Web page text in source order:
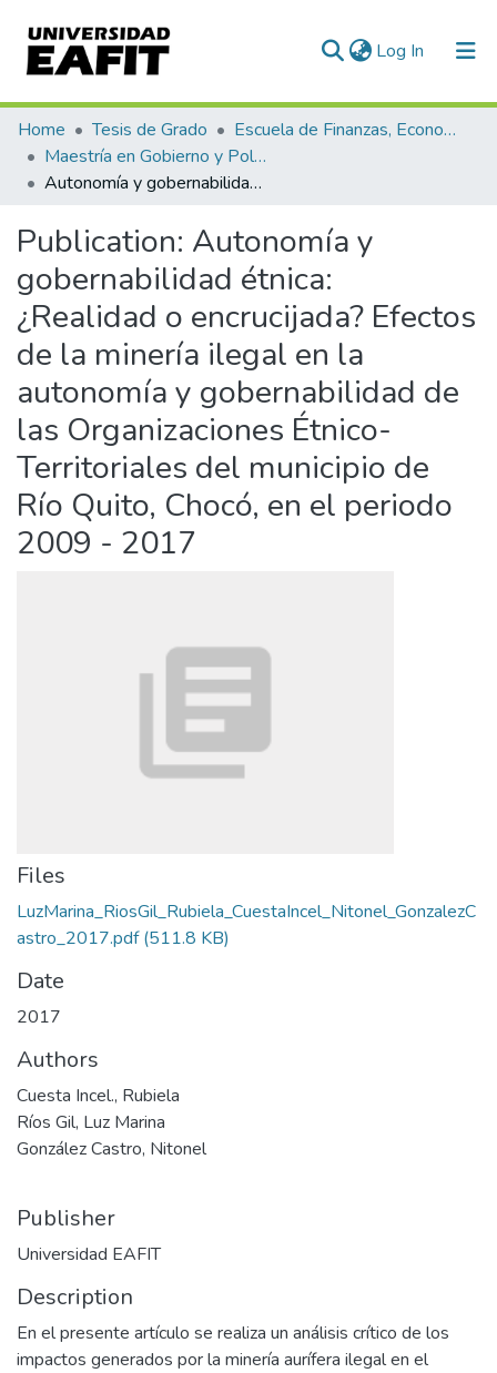
Log In (current)
Communities & Collections
All of DSpace
Home Tesis de Grado
Escuela de Finanzas, Economía y Gobierno
Maestría en Gobierno y Políticas Públicas (tesis)
Autonomía y gobernabilidad étnica: ¿Realidad o encrucijada? Efectos de la minería ilegal en la autonomía y gobernabilidad de las Organizaciones Étnico-Territoriales del municipio de Río Quito, Chocó, en el periodo 2009 - 2017
Publication: Autonomía y
gobernabilidad étnica:
¿Realidad o encrucijada? Efectos
de la minería ilegal en la
autonomía y gobernabilidad de
las Organizaciones Étnico-
Territoriales del municipio de
Río Quito, Chocó, en el periodo
2009 - 2017
Files
LuzMarina_RiosGil_Rubiela_CuestaIncel_Nitonel_GonzalezC
astro_2017.pdf(511.8 KB)
Date
2017
Authors
Cuesta Incel., Rubiela
Ríos Gil, Luz Marina
González Castro, Nitonel
Publisher
Universidad EAFIT
Description
En el presente artículo se realiza un análisis crítico de los
impactos generados por la minería aurífera ilegal en el